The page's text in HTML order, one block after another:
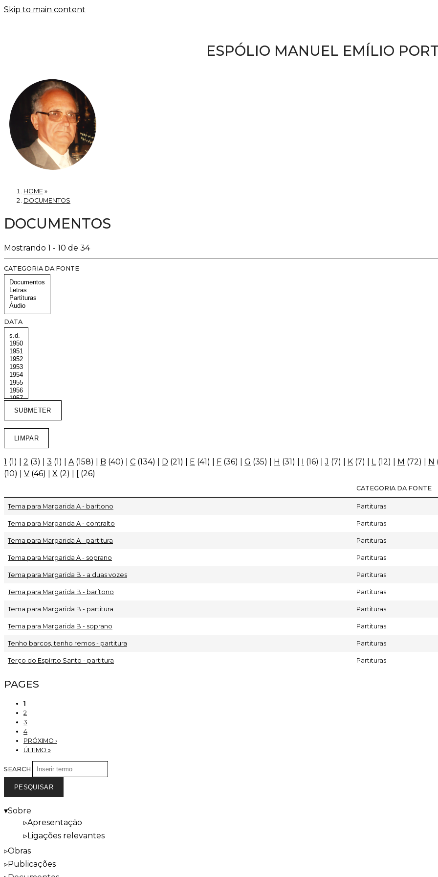
Skip to main content
ESPÓLIO MANUEL EMÍLIO
HOME »
DOCUMENTOS
DOCUMENTOS
Mostrando 1 - 10 de 34
CATEGORIA DA FONTE
DATA
1 (1) 2 (3) 3 (1) A (158) B (40) C (134) D (21) E (41) F (36) G (35) H (31) I (16) |J (7) K (7) L (12) M (72) N
(10)
V (46) X (2) [ (26)
CATEGORIA DA FONTE
Tema para Margarida A - barítono Partituras
Tema para Margarida A - contralto Partituras
Tema para Margarida A - partitura Partituras
Tema para Margarida A - soprano Partituras
Tema para Margarida B - a duas vozes Partituras
Tema para Margarida B - barítono Partituras
Tema para Margarida B - partitura Partituras
Tema para Margarida B - soprano Partituras
Tenho barcos, tenho remos - partitura Partituras
Terço do Espírito Santo - partitura Partituras
PAGES
1
2
3
4
PRÓXIMO ›
ÚLTIMO »
SEARCH
Sobre
Apresentação
Ligações relevantes
Obras
Publicações